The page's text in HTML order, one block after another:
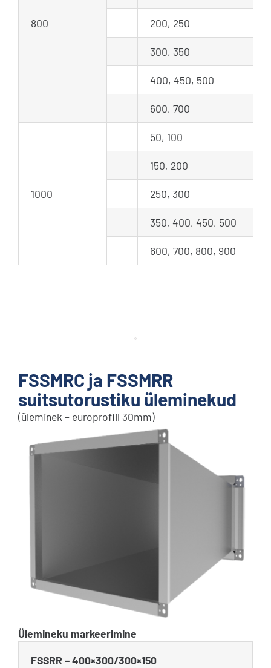
800 200, 250
300, 350
400, 450, 500
600, 700
1000
50, 100
150, 200
250, 300
350, 400, 450, 500
600, 700, 800, 900
FSSMRC ja FSSMRR
suitsutorustiku üleminekud
(üleminek – europrofiil 30mm)
Ülemineku markeerimine
FSSRR – 400×300/300×150